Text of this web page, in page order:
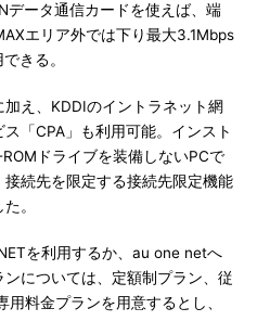
データ通信カードを使えば、端
エリア外では下り最大3.1Mbps
きる。
え、KDDIのイントラネット網
「CPA」も利用可能。インスト
ドライブを装備しないPCで
続先を限定する接続先限定機能
。
を利用するか、au one netへ
については、定額制プラン、従
料金プランを用意するとし、